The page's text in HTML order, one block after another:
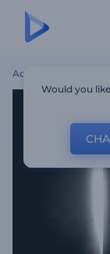
Accueil
Would you